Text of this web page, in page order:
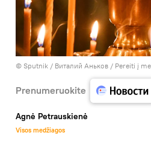
© Sputnik / Виталий Аньков / Pereiti į
Prenumeruokite
Agnė Petrauskienė
Visos medžiagos